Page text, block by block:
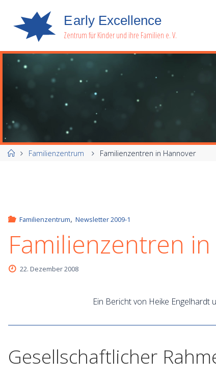
Ear ly Exce ence
Zentrum für Kinder und ihre Familien e. V.
StartFamilienzentrum Familienzentren in Hannover
Familienzentrum, Newsletter 2009-1
Familienzentren
22. Dezember 2008
Ein Bericht von Heike Engelhardt
Gesellschaftlicher